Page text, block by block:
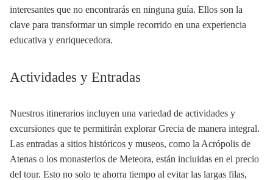
interesantes que no encontrarás en ninguna guía. Ellos son la
clave para transformar un simple recorrido en una experiencia
educativa y enriquecedora.
Actividades y Entradas
Nuestros itinerarios incluyen una variedad de actividades y
excursiones que te permitirán explorar Grecia de manera integral.
Las entradas a sitios históricos y museos, como la Acrópolis de
Atenas o los monasterios de Meteora, están incluidas en el precio
del tour. Esto no solo te ahorra tiempo al evitar las largas filas,